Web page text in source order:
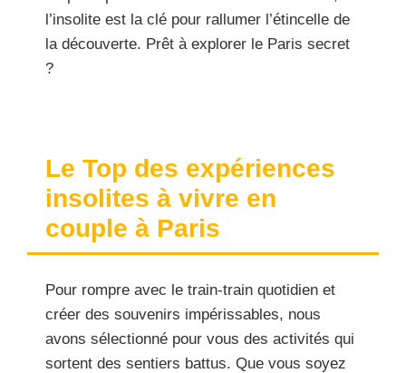
l’insolite est la clé pour rallumer l’étincelle de
la découverte. Prêt à explorer le Paris secret
?
Le Top des expériences
insolites à vivre en
couple à Paris
Pour rompre avec le train-train quotidien et
créer des souvenirs impérissables, nous
avons sélectionné pour vous des activités qui
sortent des sentiers battus. Que vous soyez